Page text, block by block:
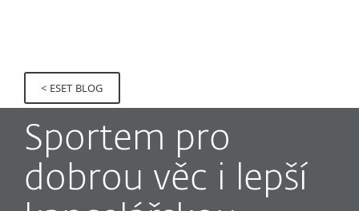
< ESET BLOG
Sportem pro
dobrou věc i lepší